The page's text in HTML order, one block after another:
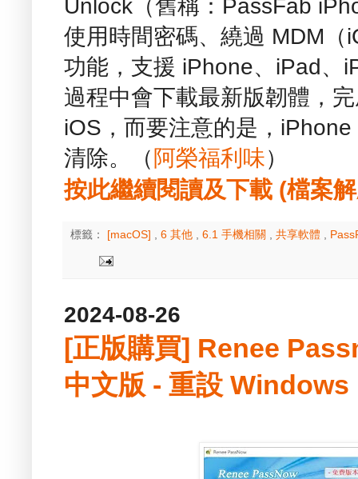
Unlock（舊稱：PassFab
使用時間密碼、繞過 MDM
功能，支援 iPhone、iPad、
過程中會下載最新版韌體，
iOS，而要注意的是，
清除。（ 阿榮福利味）
按此繼續閱讀及下載 (檔案
標籤： [macOS] , 6 其他 , 6.1 手機相關 , 共享軟體 ,
2024-08-26
[正版購買] Renee
中文版 - 重設 Windows